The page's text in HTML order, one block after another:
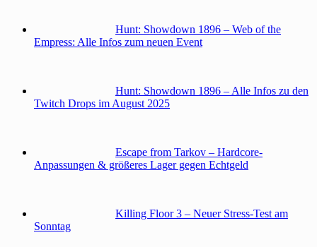
Hunt: Showdown 1896 – Web of the
Empress: Alle Infos zum neuen Event
Hunt: Showdown 1896 – Alle Infos zu den
Twitch Drops im August 2025
Escape from Tarkov – Hardcore-
Anpassungen & größeres Lager gegen Echtgeld
Killing Floor 3 – Neuer Stress-Test am
Sonntag